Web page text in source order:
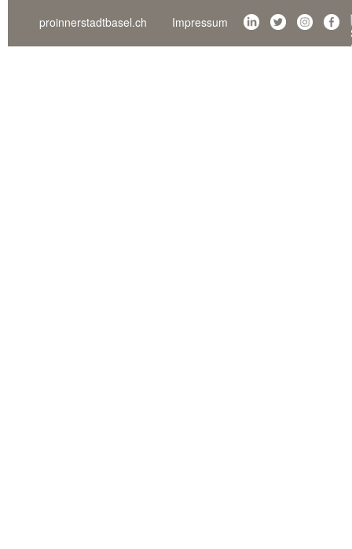
proinnerstadtbasel.ch Impressum